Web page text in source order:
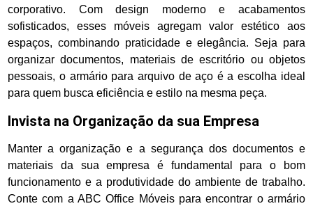
corporativo. Com design moderno e acabamentos
sofisticados, esses móveis agregam valor estético aos
espaços, combinando praticidade e elegância. Seja para
organizar documentos, materiais de escritório ou objetos
pessoais, o armário para arquivo de aço é a escolha ideal
para quem busca eficiência e estilo na mesma peça.
Invista na Organização da sua Empresa
Manter a organização e a segurança dos documentos e
materiais da sua empresa é fundamental para o bom
funcionamento e a produtividade do ambiente de trabalho.
Conte com a ABC Office Móveis para encontrar o armário